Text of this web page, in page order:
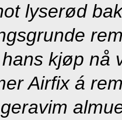
lyserød
kjøp nå
Airfix á